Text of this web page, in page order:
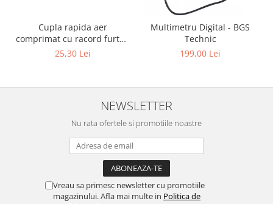
Cupla rapida aer
comprimat cu racord furtun
8 mm (5/16") | SUA / Franta
25,30 Lei
Multimetru Digital - BGS
Technic
199,00 Lei
NEWSLETTER
Nu rata ofertele si promotiile noastre
Vreau sa primesc newsletter cu promotiile
magazinului. Afla mai multe in Politica de